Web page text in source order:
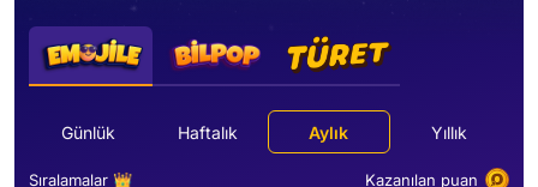
Günlük Haftalık Aylık Yıllık
Sıralamalar 👑 Kazanılan puan